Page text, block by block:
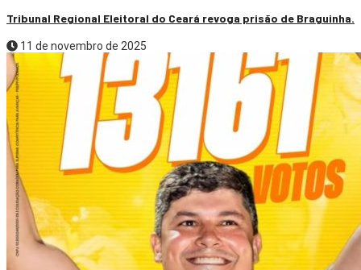
Tribunal Regional Eleitoral do Ceará revoga prisão de Braguinha.
11 de novembro de 2025